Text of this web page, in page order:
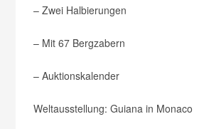
– Zwei Halbierungen
– Mit 67 Bergzabern
– Auktionskalender
Weltausstellung: Guiana in Monaco